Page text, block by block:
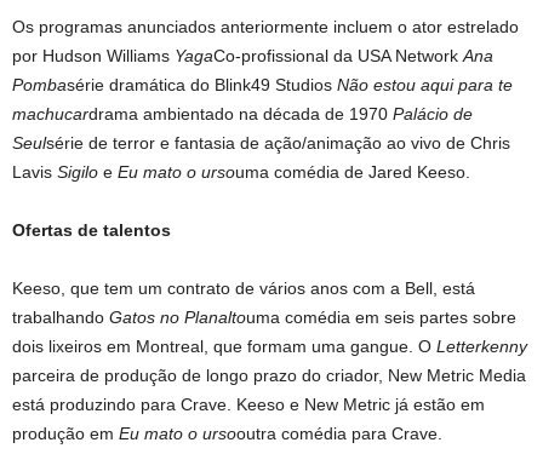
Os programas anunciados anteriormente incluem o ator estrelado
por Hudson Williams YagaCo-profissional da USA Network Ana
Pombasérie dramática do Blink49 Studios Não estou aqui para te
machucardrama ambientado na década de 1970 Palácio de
Seulsérie de terror e fantasia de ação/animação ao vivo de Chris
Lavis Sigilo e Eu mato o ursouma comédia de Jared Keeso.
Ofertas de talentos
Keeso, que tem um contrato de vários anos com a Bell, está
trabalhando Gatos no Planaltouma comédia em seis partes sobre
dois lixeiros em Montreal, que formam uma gangue. O Letterkenny
parceira de produção de longo prazo do criador, New Metric Media
está produzindo para Crave. Keeso e New Metric já estão em
produção em Eu mato o ursooutra comédia para Crave.